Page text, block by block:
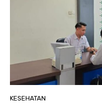
KESEHATAN